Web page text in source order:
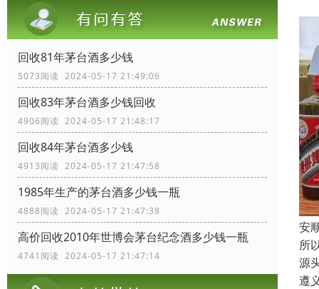
回收81年茅台酒多少钱
5073阅读 2024-05-17 21:49:06
回收83年茅台酒多少钱回收
4906阅读 2024-05-17 21:48:17
回收84年茅台酒多少钱
4913阅读 2024-05-17 21:47:58
1985年生产的茅台酒多少钱一瓶
4888阅读 2024-05-17 21:47:38
高价回收2010年世博会茅台纪念酒多少钱一瓶
4741阅读 2024-05-17 21:47:14
安
所
源
遵